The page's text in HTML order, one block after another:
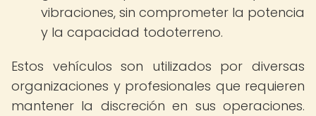
vibraciones, sin comprometer la potencia
y la capacidad todoterreno.
Estos vehículos son utilizados por diversas
organizaciones y profesionales que requieren
mantener la discreción en sus operaciones.